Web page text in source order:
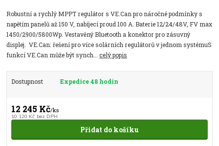
Robustní a rychlý MPPT regulátor s VE.Can pro náročné podmínky s
napětím panelů až 150 V, nabíjecí proud 100 A. Baterie 12/24/48V, FV max
1450/2900/5800Wp. Vestavěný Bluetooth a konektor pro zásuvný
displej. VE.Can: řešení pro více solárních regulátorů v jednom systémuS
funkcí VE.Can může být synch...celý popis
Dostupnost Expedice 48 hodin
12 245 Kč/ks
10 120 Kč bez DPH
Přidat do košíku